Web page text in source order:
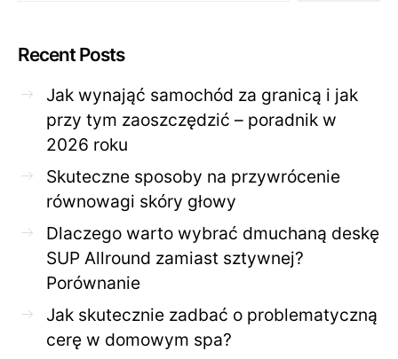
Recent Posts
Jak wynająć samochód za granicą i jak
przy tym zaoszczędzić – poradnik w
2026 roku
Skuteczne sposoby na przywrócenie
równowagi skóry głowy
Dlaczego warto wybrać dmuchaną deskę
SUP Allround zamiast sztywnej?
Porównanie
Jak skutecznie zadbać o problematyczną
cerę w domowym spa?